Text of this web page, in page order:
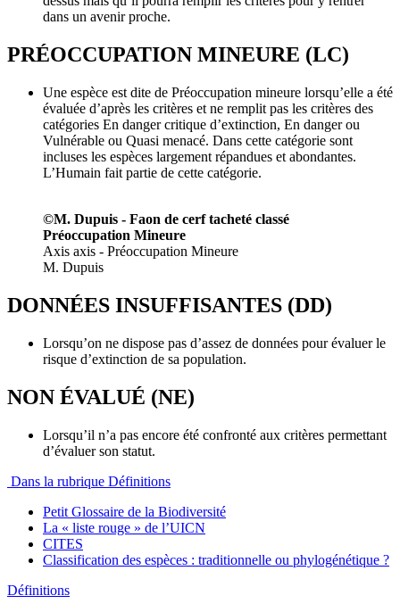
dans un avenir proche.
PRÉOCCUPATION MINEURE (LC)
Une espèce est dite de Préoccupation mineure lorsqu’elle a été
évaluée d’après les critères et ne remplit pas les critères des
catégories En danger critique d’extinction, En danger ou
Vulnérable ou Quasi menacé. Dans cette catégorie sont
incluses les espèces largement répandues et abondantes.
L’Humain fait partie de cette catégorie.
©M. Dupuis - Faon de cerf tacheté classé
Préoccupation Mineure
Axis axis - Préoccupation Mineure
M. Dupuis
DONNÉES INSUFFISANTES (DD)
Lorsqu’on ne dispose pas d’assez de données pour évaluer le
risque d’extinction de sa population.
NON ÉVALUÉ (NE)
Lorsqu’il n’a pas encore été confronté aux critères permettant
d’évaluer son statut.
Dans la rubrique Définitions
Petit Glossaire de la Biodiversité
La « liste rouge » de l’UICN
CITES
Classification des espèces : traditionnelle ou phylogénétique ?
Définitions